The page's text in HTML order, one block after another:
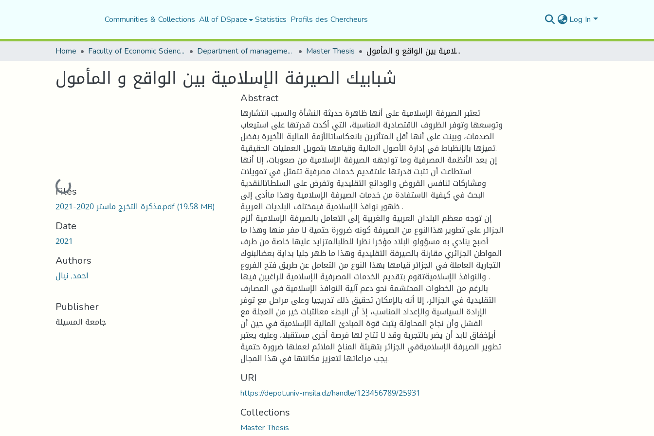
Communities & Collections All of DSpace Statistics Profils des Chercheurs Log In
Home Faculty of Economic Sciences, Commerce and Management Sciences Department of management sciences Master Thesis شبابيك الصيرفة الإسلامية بين الواقع و المأمول
شبابيك الصيرفة الإسلامية بين الواقع و المأمول
Loading...
Files
مذكرة التخرج ماستر 2020-2021.pdf(19.58 MB)
Date
2021
Authors
احمد, نيال
Publisher
جامعة المسيلة
Abstract
تعتبر الصيرفة الإسلامية على أنها ظاهرة حديثة النشأة والسبب انتشارها
وتوسعها وتوفر الظروف الاقتصادية المناسبة، التي أكدت قدرتها على استيعاب
الصدمات، وبينت على أنها أقل المتأثرين بانعكاساتالأزمة المالية الأخيرة بفضل
تميزها بالإنظباط في إدارة الأصول المالية وقيامها بتمويل العمليات الحقيقية.
إن بعد الأنظمة المصرفية وما تواجهه الصيرفة الإسلامية من صعوبات، إلا أنها
استطاعت أن تثبت قدرتها علىتقديم خدمات مصرفية تتمثل في تمويلات
ومشاركات تنافس القروض والودائع التقليدية وتفرض على السلطاتالنقدية
البحث في كيفية الاستفادة من خدمات الصيرفة الإسلامية وهذا ماأدى إلى
ظهور نوافذ الإسلامية فيمختلف البلديات العربية .
إن توجه معظم البلدان العربية والغربية إلى التعامل بالصيرفة الإسلامية ألزم
الجزائر على تطوير هذاالنوع من الصيرفة كونه ضرورة حتمية لا مفر منها وهذا ما
أصبح ينادي به مسؤولو البلاد مؤخرا نظرا للطلبالمتزايد عليها خاصة من طرف
المواطن الجزائري مقارنة بالصيرفة التقليدية وهذا ما ظهر جليا بداية بعضالبنوك
التجارية العاملة في الجزائر قيامها بهذا النوع من التعامل عن طريق فتح الفروع
والنوافذ الإسلاميةتقوم بتقديم الخدمات المصرفية الإسلامية للراغبين فيها .
بالرغم من الخطوات المحتشمة نحو دعم آلية النوافذ الإسلامية في المصارف
التقليدية في الجزائر، إلا أنه بالإمكان تحقيق ذلك تدريجيا وعلى مراحل مع توفر
الإرادة السياسية والإعداد المناسب، إذ أن البطء معالثبات خير من العجلة مع
الفشل وأن نجاح المحاولة يثبت قوة المبادئ المالية الإسلامية في حين أن
أيإخفاق لابد أن يضر بالتجربة وقد لا تتاح لها فرصة أخرى مستقبلا، وعليه يعتبر
تطوير الصيرفة الإسلاميةفي الجزائر بتهيئة المناخ الملائم لعملها ضرورة حتمية
يجب مراعاتها لتعزيز مكانتها في هذا المجال.
URI
https://depot.univ-msila.dz/handle/123456789/25931
Collections
Master Thesis